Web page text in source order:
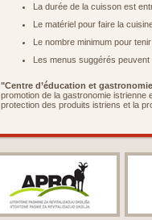
La durée de la cuisson est
Le matériel pour faire la
Le nombre minimum pour tenir
Les menus suggérés
"Centre d’éducation et
promotion de la gastronomie istrienne
protection des produits istriens et la